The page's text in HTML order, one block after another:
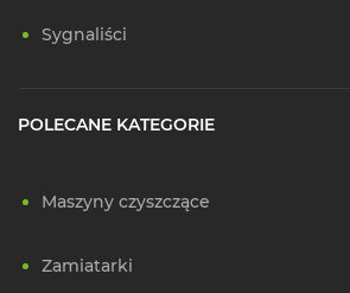
Sygnaliści
POLECANE KATEGORIE
Maszyny czyszczące
Zamiatarki